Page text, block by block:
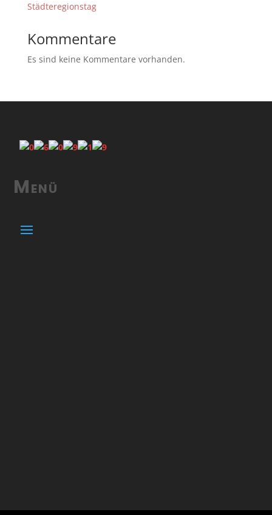
Städteregionstag
Kommentare
Es sind keine Kommentare vorhanden.
Menü